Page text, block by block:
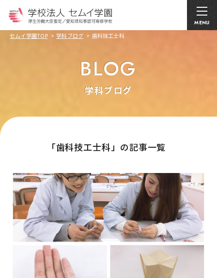
MENU
セムイ学園TOP 学科ブログ 歯科技工士科
BLOG
学科ブログ
｢歯科技工士科」の記事一覧